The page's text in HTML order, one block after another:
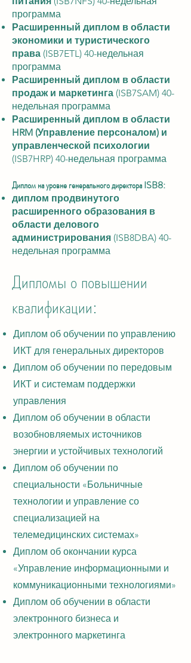
программа
Расширенный диплом в области
экономики и туристического
права (ISB7ETL) 40-недельная
программа
Расширенный диплом в области
продаж и маркетинга (ISB7SAM) 40-
недельная программа
Расширенный диплом в области
HRM (Управление персоналом) и
управленческой психологии
(ISB7HRP) 40-недельная программа
Диплом на уровне генерального директора ISB8:
диплом продвинутого
расширенного образования в
области делового
администрирования (ISB8DBA) 40-
недельная программа
Дипломы о повышении
квалификации:
Диплом об обучении по управлению
ИКТ для генеральных директоров
Диплом об обучении по передовым
ИКТ и системам поддержки
управления
Диплом об обучении в области
возобновляемых источников
энергии и устойчивых технологий
Диплом об обучении по
специальности «Больничные
технологии и управление со
специализацией на
телемедицинских системах»
Диплом об окончании курса
«Управление информационными и
коммуникационными технологиями»
Диплом об обучении в области
электронного бизнеса и
электронного маркетинга